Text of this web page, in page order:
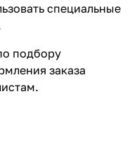
специальные
подбору
заказа